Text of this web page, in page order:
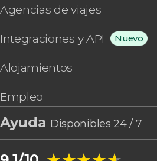
Agencias de viajes
Integraciones y API Nuevo
Alojamientos
Empleo
Ayuda Disponibles 24 / 7